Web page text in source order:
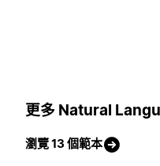
更多 Natural
瀏覽 13 個範本